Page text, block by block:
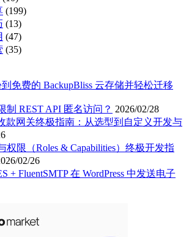
(199)
(13)
(47)
(35)
免费的 BackupBliss 云存储并轻松迁移
制 REST API 匿名访问？ 2026/02/28
款网关终极指南：从选型到自定义开发与
权限（Roles & Capabilities）终极开发指
02/26
+ FluentSMTP 在 WordPress 中发送电子